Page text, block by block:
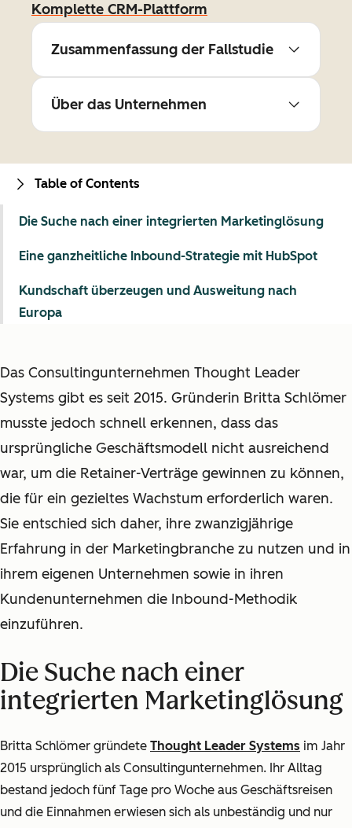
Komplette CRM-Plattform
Zusammenfassung der Fallstudie
Über das Unternehmen
Das Consultingunternehmen Thought Leader
Systems gibt es seit 2015. Gründerin Britta Schlömer
musste jedoch schnell erkennen, dass das
ursprüngliche Geschäftsmodell nicht ausreichend
war, um die Retainer-Verträge gewinnen zu können,
die für ein gezieltes Wachstum erforderlich waren.
Sie entschied sich daher, ihre zwanzigjährige
Erfahrung in der Marketingbranche zu nutzen und in
ihrem eigenen Unternehmen sowie in ihren
Kundenunternehmen die Inbound-Methodik
einzuführen.
Die Suche nach einer
integrierten Marketinglösung
Britta Schlömer gründete Thought Leader Systems im Jahr
2015 ursprünglich als Consultingunternehmen. Ihr Alltag
bestand jedoch fünf Tage pro Woche aus Geschäftsreisen
und die Einnahmen erwiesen sich als unbeständig und nur
Table of Contents
Die Suche nach einer integrierten Marketinglösung
Eine ganzheitliche Inbound-Strategie mit HubSpot
Kundschaft überzeugen und Ausweitung nach
Europa